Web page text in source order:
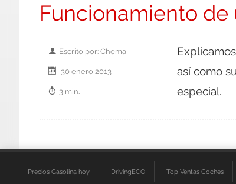
Funcionamiento
Escrito por: Chema
30 enero 2013
3 min.
así como
especial.
Precios Gasolina hoy DrivingECO Top Ventas Coches